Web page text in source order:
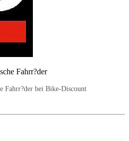
Fahrr?der
Fahrr?der bei Bike-Discount